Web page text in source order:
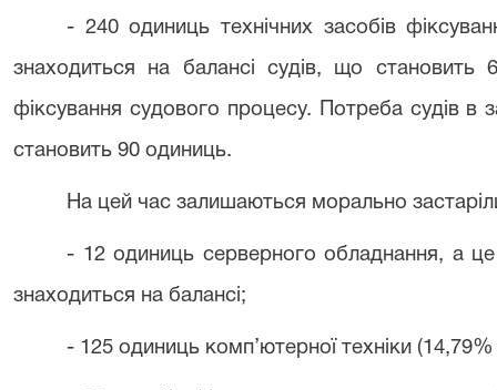
- 240 одиниць технічних засобів
знаходиться на балансі судів, що становить
фіксування судового процесу. Потреба судів в
становить 90 одиниць.
На цей час залишаються морально
- 12 одиниць серверного обладнання, а це
знаходиться на балансі;
- 125 одиниць комп’ютерної техніки (14,79%